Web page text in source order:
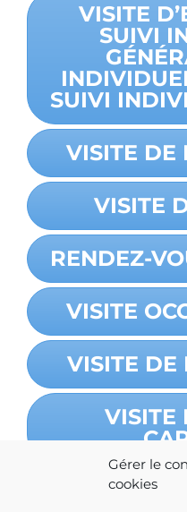
Gérer le
cookies
VISITE
SUIVI
SUIVI
VISITE DE
VISITE
RENDEZ-
VISITE
VISITE DE
VISITE